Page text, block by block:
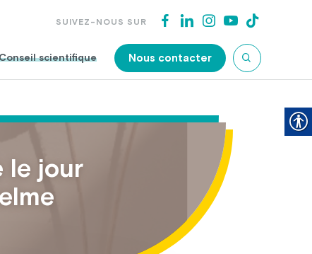
SUIVEZ-NOUS SUR
scientifique Nous contacter
le jour